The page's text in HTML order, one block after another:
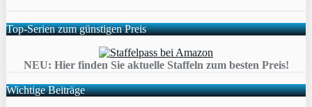
Top-Serien zum günstigen Preis
NEU: Hier finden Sie aktuelle Staffeln zum besten Preis!
Wichtige Beiträge